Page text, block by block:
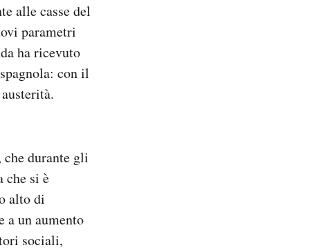
alle casse del
parametri
ha ricevuto
con il
durante gli
che si è
alto di
a un aumento
sociali,